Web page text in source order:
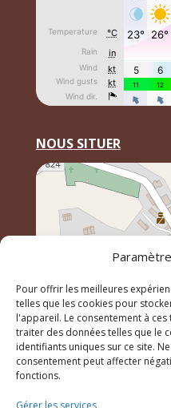
Pour offrir les meilleures
telles que les cookies pour
l'appareil. Le consentement à
traiter des données telles que le
identifiants uniques sur ce site.
consentement peut affecter
fonctions.
Gérer les services
NOUS SITUER